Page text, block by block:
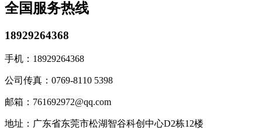
全国服务热线
18929264368
手机： 18929264368
公司传真： 0769-8110 5398
邮箱： 761692972@qq.com
地址： 广东省东莞市松湖智谷科创中心D2栋12楼